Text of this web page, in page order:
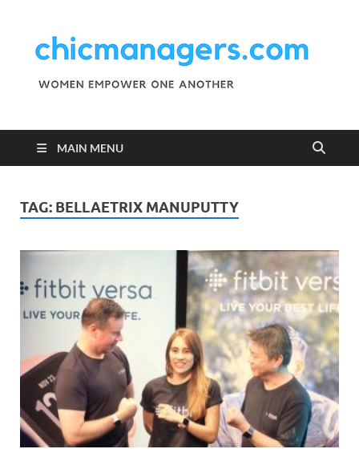
MAIN MENU
TAG: BELLAETRIX MANUPUTTY